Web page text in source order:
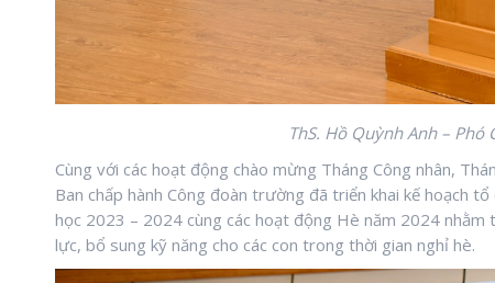
ThS. Hồ Quỳnh Anh –
Cùng với các hoạt động chào mừng Tháng Công nhân,
Ban chấp hành Công đoàn trường đã triển khai kế hoạch
học 2023 – 2024 cùng các hoạt động Hè năm 2024
lực, bổ sung kỹ năng cho các con trong thời gian nghỉ hè.